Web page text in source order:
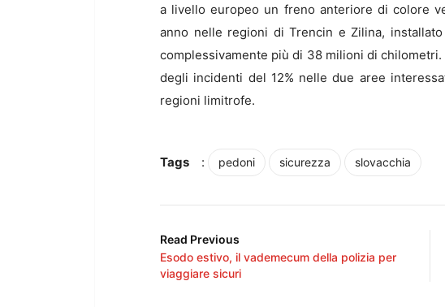
a livello europeo un freno anteriore di colore
anno nelle regioni di Trencin e Zilina,
complessivamente più di 38 milioni di
degli incidenti del 12% nelle due aree
regioni limitrofe.
Tags : pedoni sicurezza slovacchia
Read Previous
Esodo estivo, il vademecum della polizia per
viaggiare sicuri